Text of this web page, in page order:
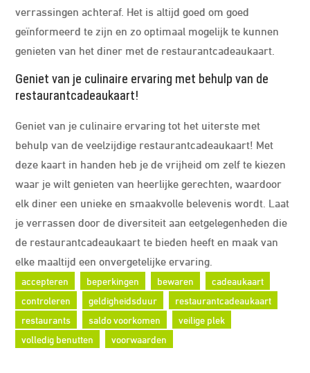
verrassingen achteraf. Het is altijd goed om goed
geïnformeerd te zijn en zo optimaal mogelijk te kunnen
genieten van het diner met de restaurantcadeaukaart.
Geniet van je culinaire ervaring met behulp van de
restaurantcadeaukaart!
Geniet van je culinaire ervaring tot het uiterste met
behulp van de veelzijdige restaurantcadeaukaart! Met
deze kaart in handen heb je de vrijheid om zelf te kiezen
waar je wilt genieten van heerlijke gerechten, waardoor
elk diner een unieke en smaakvolle belevenis wordt. Laat
je verrassen door de diversiteit aan eetgelegenheden die
de restaurantcadeaukaart te bieden heeft en maak van
elke maaltijd een onvergetelijke ervaring.
accepteren beperkingen bewaren
cadeaukaart
controleren
geldigheidsduur
restaurantcadeaukaart
restaurants
saldo voorkomen
veilige plek
volledig benutten
voorwaarden